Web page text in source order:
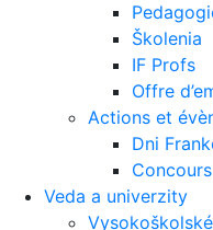
Školenia
IF Profs
Offre
Actions et
Dni
Veda a univerzity